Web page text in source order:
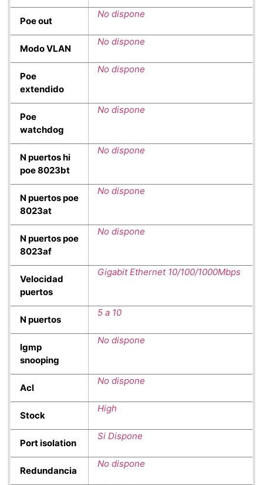
Poe out
No dispone
Modo VLAN
No dispone
Poe
extendido
No dispone
Poe
watchdog
No dispone
N puertos hi
poe 8023bt
No dispone
N puertos poe
8023at
No dispone
N puertos poe
8023af
No dispone
Velocidad
puertos
Gigabit Ethernet 10/100/1000Mbps
N puertos
5 a 10
Igmp
snooping
No dispone
Acl
No dispone
Stock
High
Port isolation
Si Dispone
Redundancia
No dispone